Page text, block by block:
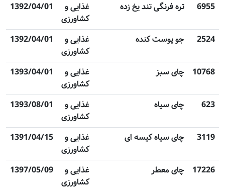
6955 تره فرنگی تند یخ زده
غذایی و
کشاورزی
1392/04/01
2524 جو پوست کنده
غذایی و
کشاورزی
1392/04/01
10768 چای سبز
غذایی و
کشاورزی
1393/04/01
623 چای سیاه
غذایی و
کشاورزی
1393/08/01
3119 چای سیاه کیسه ای
غذایی و
کشاورزی
1391/04/15
17226 چای معطر
غذایی و
کشاورزی
1397/05/09